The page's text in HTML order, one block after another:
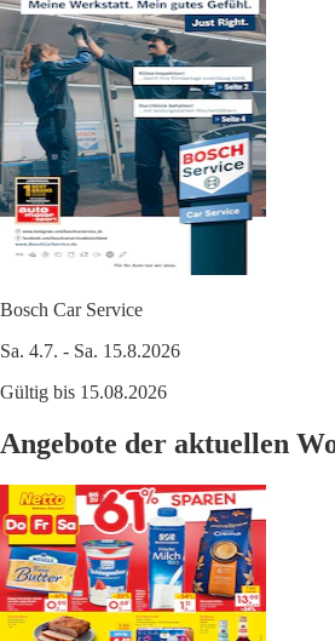
Bosch Car Service
Sa. 4.7. - Sa. 15.8.2026
Gültig bis 15.08.2026
Angebote der aktuellen